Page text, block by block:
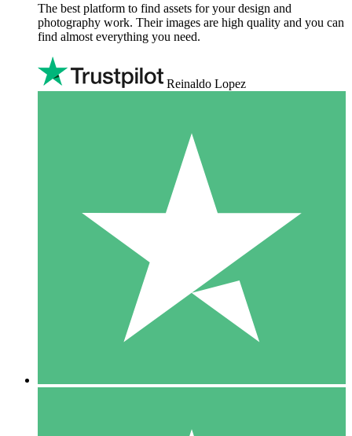
The best platform to find assets for your design and
photography work. Their images are high quality and you can
find almost everything you need.
Reinaldo Lopez